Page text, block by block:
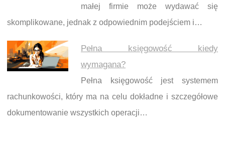
małej firmie może wydawać się
skomplikowane, jednak z odpowiednim podejściem i…
Pełna księgowość kiedy
wymagana?
Pełna księgowość jest systemem
rachunkowości, który ma na celu dokładne i szczegółowe
dokumentowanie wszystkich operacji…